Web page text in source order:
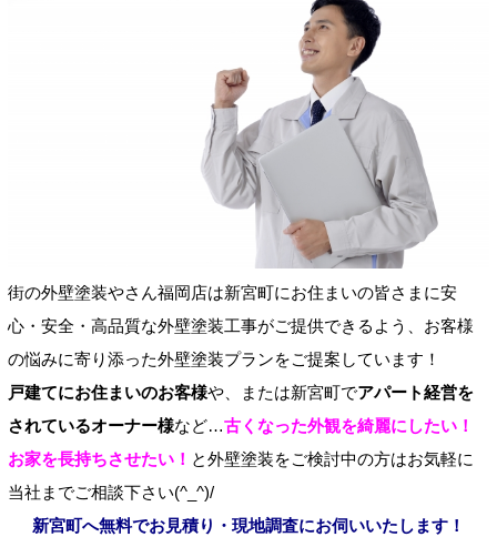
街の外壁塗装やさん福岡店は新宮町にお住まいの皆さまに安
心・安全・高品質な外壁塗装工事がご提供できるよう、お客様
の悩みに寄り添った外壁塗装プランをご提案しています！
戸建てにお住まいのお客様や、または新宮町でアパート経営を
されているオーナー様など…古くなった外観を綺麗にしたい！
お家を長持ちさせたい！ と外壁塗装をご検討中の方はお気軽に
当社までご相談下さい(^_^)/
新宮町へ無料でお見積り・現地調査にお伺いいたします！